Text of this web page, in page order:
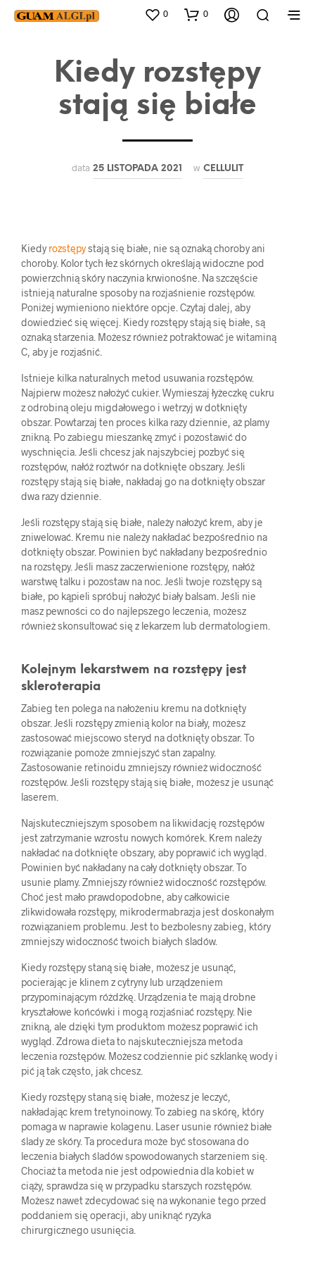
0 0
Kiedy rozstępy
stają się białe
data 25 LISTOPADA 2021 w CELLULIT
Kiedy rozstępystają się białe, nie są oznaką choroby ani
choroby. Kolor tych łez skórnych określają widoczne pod
powierzchnią skóry naczynia krwionośne. Na szczęście
istnieją naturalne sposoby na rozjaśnienie rozstępów.
Poniżej wymieniono niektóre opcje. Czytaj dalej, aby
dowiedzieć się więcej. Kiedy rozstępy stają się białe, są
oznaką starzenia. Możesz również potraktować je witaminą
C, aby je rozjaśnić.
Istnieje kilka naturalnych metod usuwania rozstępów.
Najpierw możesz nałożyć cukier. Wymieszaj łyżeczkę cukru
z odrobiną oleju migdałowego i wetrzyj w dotknięty
obszar. Powtarzaj ten proces kilka razy dziennie, aż plamy
znikną. Po zabiegu mieszankę zmyć i pozostawić do
wyschnięcia. Jeśli chcesz jak najszybciej pozbyć się
rozstępów, nałóż roztwór na dotknięte obszary. Jeśli
rozstępy stają się białe, nakładaj go na dotknięty obszar
dwa razy dziennie.
Jeśli rozstępy stają się białe, należy nałożyć krem, aby je
zniwelować. Kremu nie należy nakładać bezpośrednio na
dotknięty obszar. Powinien być nakładany bezpośrednio
na rozstępy. Jeśli masz zaczerwienione rozstępy, nałóż
warstwę talku i pozostaw na noc. Jeśli twoje rozstępy są
białe, po kąpieli spróbuj nałożyć biały balsam. Jeśli nie
masz pewności co do najlepszego leczenia, możesz
również skonsultować się z lekarzem lub dermatologiem.
Kolejnym lekarstwem na rozstępy jest
skleroterapia
Zabieg ten polega na nałożeniu kremu na dotknięty
obszar. Jeśli rozstępy zmienią kolor na biały, możesz
zastosować miejscowo steryd na dotknięty obszar. To
rozwiązanie pomoże zmniejszyć stan zapalny.
Zastosowanie retinoidu zmniejszy również widoczność
rozstępów. Jeśli rozstępy stają się białe, możesz je usunąć
laserem.
Najskuteczniejszym sposobem na likwidację rozstępów
jest zatrzymanie wzrostu nowych komórek. Krem należy
nakładać na dotknięte obszary, aby poprawić ich wygląd.
Powinien być nakładany na cały dotknięty obszar. To
usunie plamy. Zmniejszy również widoczność rozstępów.
Choć jest mało prawdopodobne, aby całkowicie
zlikwidowała rozstępy, mikrodermabrazja jest doskonałym
rozwiązaniem problemu. Jest to bezbolesny zabieg, który
zmniejszy widoczność twoich białych śladów.
Kiedy rozstępy staną się białe, możesz je usunąć,
pocierając je klinem z cytryny lub urządzeniem
przypominającym różdżkę. Urządzenia te mają drobne
kryształowe końcówki i mogą rozjaśniać rozstępy. Nie
znikną, ale dzięki tym produktom możesz poprawić ich
wygląd. Zdrowa dieta to najskuteczniejsza metoda
leczenia rozstępów. Możesz codziennie pić szklankę wody i
pić ją tak często, jak chcesz.
Kiedy rozstępy staną się białe, możesz je leczyć,
nakładając krem tretynoinowy. To zabieg na skórę, który
pomaga w naprawie kolagenu. Laser usunie również białe
ślady ze skóry. Ta procedura może być stosowana do
leczenia białych śladów spowodowanych starzeniem się.
Chociaż ta metoda nie jest odpowiednia dla kobiet w
ciąży, sprawdza się w przypadku starszych rozstępów.
Możesz nawet zdecydować się na wykonanie tego przed
poddaniem się operacji, aby uniknąć ryzyka
chirurgicznego usunięcia.